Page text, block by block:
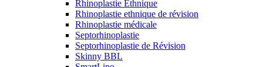
Rhinoplastie Ethnique
Rhinoplastie ethnique de révision
Rhinoplastie médicale
Septorhinoplastie
Septorhinoplastie de Révision
Skinny BBL